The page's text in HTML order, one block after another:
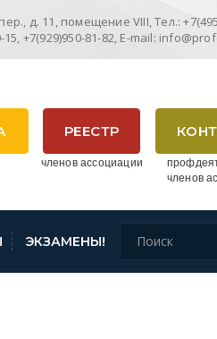
д. 11, помещение VIII, Тел.:
15, +7(929)950-81-82, E-mail:
членов
РЕЕСТР
членов ассоциации
ЭКЗАМЕНЫ!